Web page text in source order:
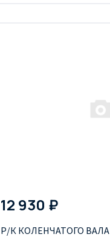
12 930 ₽
Р/К КОЛЕНЧАТОГО ВАЛА